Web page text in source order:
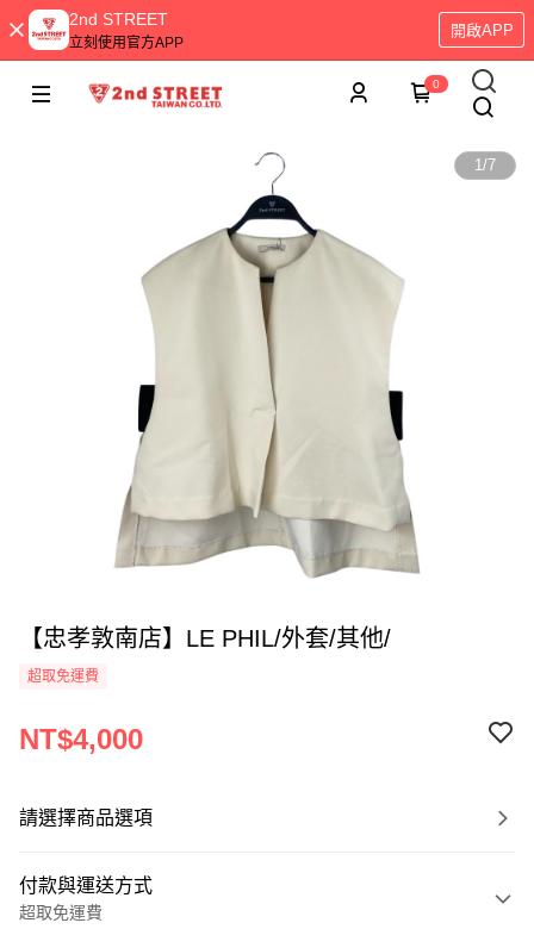
2nd STREET
立刻使用官方APP
開啟APP
0
1/7
【忠孝敦南店】LE PHIL/外套/其他/
超取免運費
NT$4,000
請選擇商品選項
付款與運送方式
超取免運費